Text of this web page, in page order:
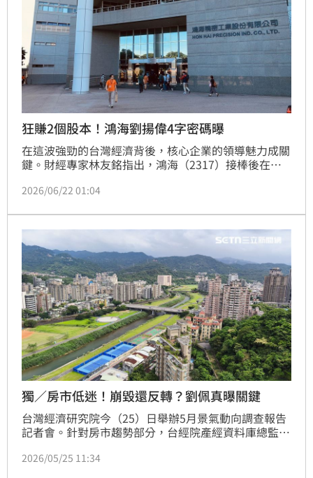
狂賺2個股本！鴻海劉揚偉4字密碼曝
在這波強勁的台灣經濟背後，核心企業的領導魅力成關
鍵。財經專家林友銘指出，鴻海（2317）接棒後在劉
兆，毛利率穩定守在6%以上。鴻海目前正迎來EPS與
毛三到四的宿命。劉揚偉日前在百億CEO班分享的管理
哲學，核心就在「分而治之」4個字，面對諸事如麻的
大型專案先拆解、理解再處理。同時，鴻海內部的時間
管理
2026/06/22 01:04
獨／房市低迷！崩毀還反轉？劉佩真曝關鍵
台灣經濟研究院今（25）日舉辦5月景氣動向調查報告
記者會。針對房市趨勢部分，台經院產經資料庫總監劉
工程及科技廠辦施工轉向樂觀，但住宅市場買氣依舊疲
2026/05/25 11:34